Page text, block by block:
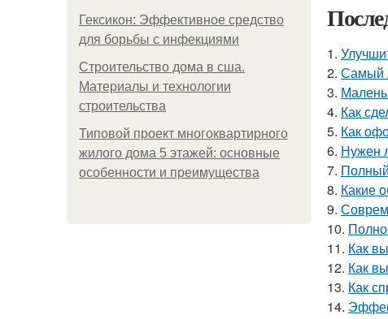
Гексикон: Эффективное средство
для борьбы с инфекциями
Строительство дома в сша.
Материалы и технологии
строительства
Типовой проект многоквартирного
жилого дома 5 этажей: основные
особенности и преимущества
1.
2. Самый
3.
4. Как
5. Как
6. Нужен
7.
8. Какие
9.
10.
11. Как
12. Как
13. Как
14.